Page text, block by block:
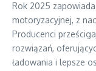
Rok 2025
motoryzacyjnej, z
Producenci
rozwiązań,
ładowania i lepsze